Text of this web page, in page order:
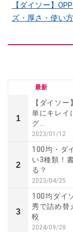
【ダイソー】
ズ・厚さ・使い
最新
1
【ダイソ
単にキレイ
グ...
2023/01/12
2
100均・ダ
い3種類！
る？
2023/04/25
3
100均ダイ
秀で詰め替
較
2024/09/28